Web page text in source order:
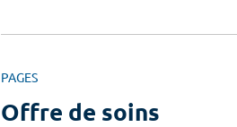
PAGES
Offre de soins